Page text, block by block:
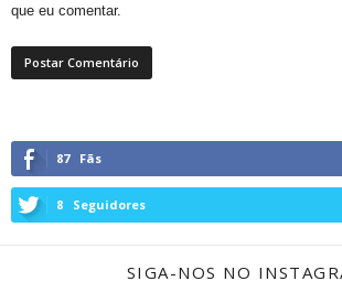
que eu comentar.
87 Fãs
8 Seguidores
SIGA-NOS NO